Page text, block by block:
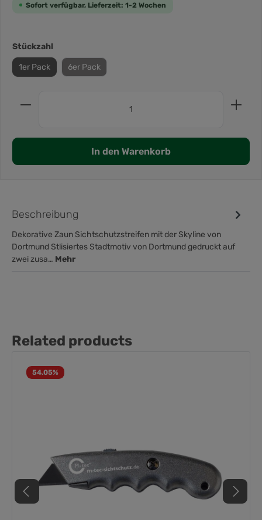
Sofort verfügbar, Lieferzeit: 1-2 Wochen
Stückzahl
1er Pack 6er Pack
In den Warenkorb
Beschreibung
Dekorative Zaun Sichtschutzstreifen mit der Skyline von
Dortmund Stlisiertes Stadtmotiv von Dortmund gedruckt auf
zwei zusa… Mehr
Related products
54.05%